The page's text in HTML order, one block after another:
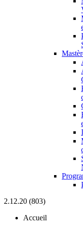
2.12.20 (803)
Accueil